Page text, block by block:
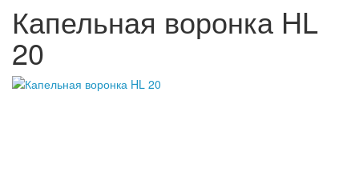
Капельная воронка HL
20